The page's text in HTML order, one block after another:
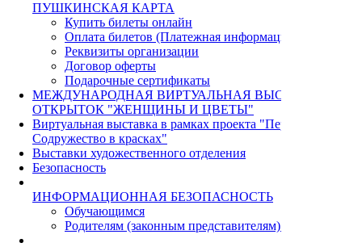
ПУШКИНСКАЯ КАРТА
Купить билеты онлайн
Оплата билетов (Платежная информация)
Реквизиты организации
Договор оферты
Подарочные сертификаты
МЕЖДУНАРОДНАЯ ВИРТУАЛЬНАЯ ВЫСТАВКА
ОТКРЫТОК "ЖЕНЩИНЫ И ЦВЕТЫ"
Виртуальная выставка в рамках проекта "Пермь - Циндао.
Содружество в красках"
Выставки художественного отделения
Безопасность
ИНФОРМАЦИОННАЯ БЕЗОПАСНОСТЬ
Обучающимся
Родителям (законным представителям) учащихся